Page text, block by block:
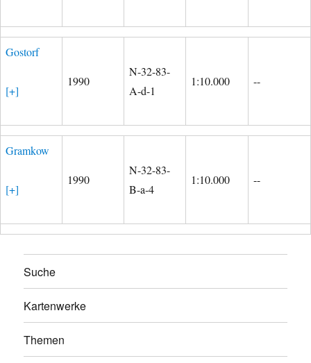
Gostorf
[+]
1990
N-32-83-
A-d-1
1:10.000 --
Gramkow
[+]
1990
N-32-83-
B-a-4
1:10.000 --
Suche
Kartenwerke
Themen